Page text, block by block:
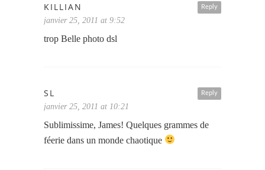
Reply
KILLIAN
janvier 25, 2011 at 9:52
trop Belle photo dsl
Reply
SL
janvier 25, 2011 at 10:21
Sublimissime, James! Quelques grammes de
féerie dans un monde chaotique